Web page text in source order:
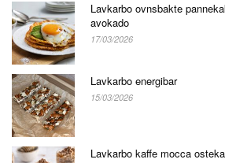
Lavkarbo ovnsbakte
avokado
17/03/2026
Lavkarbo energibar
15/03/2026
Lavkarbo kaffe mocca